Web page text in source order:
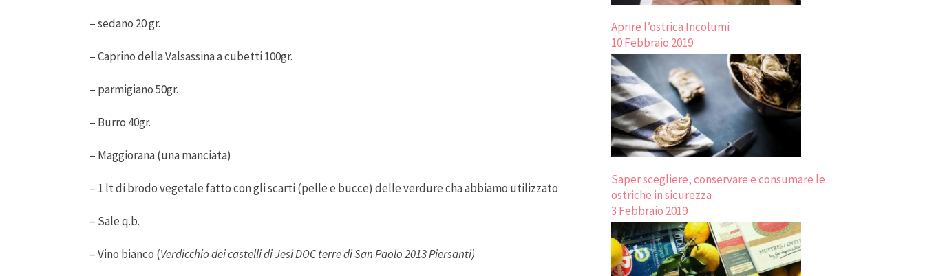
– sedano 20 gr.
– Caprino della Valsassina a cubetti 100gr.
– parmigiano 50gr.
– Burro 40gr.
– Maggiorana (una manciata)
– 1 lt di brodo vegetale fatto con gli scarti (pelle e bucce) delle verdure cha abbiamo utilizzato
– Sale q.b.
– Vino bianco (Verdicchio dei castelli di Jesi DOC terre di San Paolo 2013 Piersanti)
Aprire l’ostrica Incolumi
10 Febbraio 2019
Saper scegliere, conservare e consumare le
ostriche in sicurezza
3 Febbraio 2019